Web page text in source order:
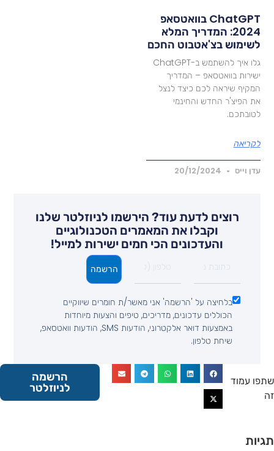
ChatGPT בוואטסאפ
2024: המדריך המלא
בצ'אטבוט החכם
גלו איך להשתמש ב-ChatGPT
בוואטסאפ – המדריך
שיראה לכם כיצד לנצל
הפיצ'ר החדש והחינמי
וייס 20/12/2024
רוצים לדעת עוד? הירשמו לניוזלטר שלנו
וקבלו את המאמרים הטכנולוגיים
והעדכונים הכי חמים ישירות למייל!
בלחיצה על 'הרשמה' אני מאשר/ת חומרים שיווקיים
הכוללים עדכונים, מדריכים, טיפים והצעות מיוחדות
באמצעות דואר אלקטרוני, הודעות SMS, הודעות וואטסאפ,
שיחת טלפון.
הרשמה
עמוד
הרשמה
לניוזלטר